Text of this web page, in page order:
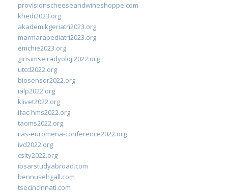
provisionscheeseandwineshoppe.com
khedi2023.org
akademikgeriatri2023.org
marmarapediatri2023.org
emchie2023.org
girisimselradyoloji2022.org
utcd2022.org
biosensor2022.org
ialp2022.org
klivet2022.org
ifac-hms2022.org
taoms2022.org
iias-euromena-conference2022.org
ivd2022.org
csity2022.org
ibsarstudyabroad.com
bennusehgall.com
tsecincinnati.com